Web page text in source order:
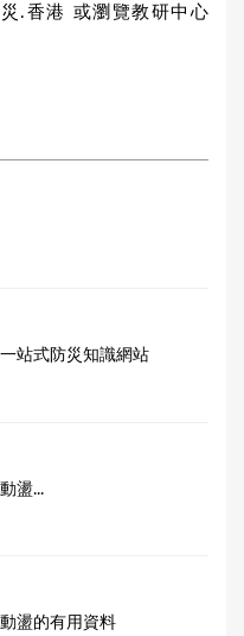
.香港 或瀏覽教研中心
一站式防災知識網站
盪...
盪的有用資料